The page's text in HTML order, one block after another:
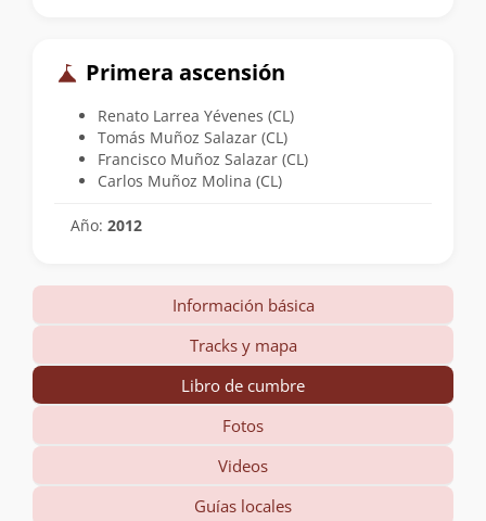
Primera ascensión
Renato Larrea Yévenes (CL)
Tomás Muñoz Salazar (CL)
Francisco Muñoz Salazar (CL)
Carlos Muñoz Molina (CL)
Año: 2012
Información básica
Tracks y mapa
Libro de cumbre
Fotos
Videos
Guías locales